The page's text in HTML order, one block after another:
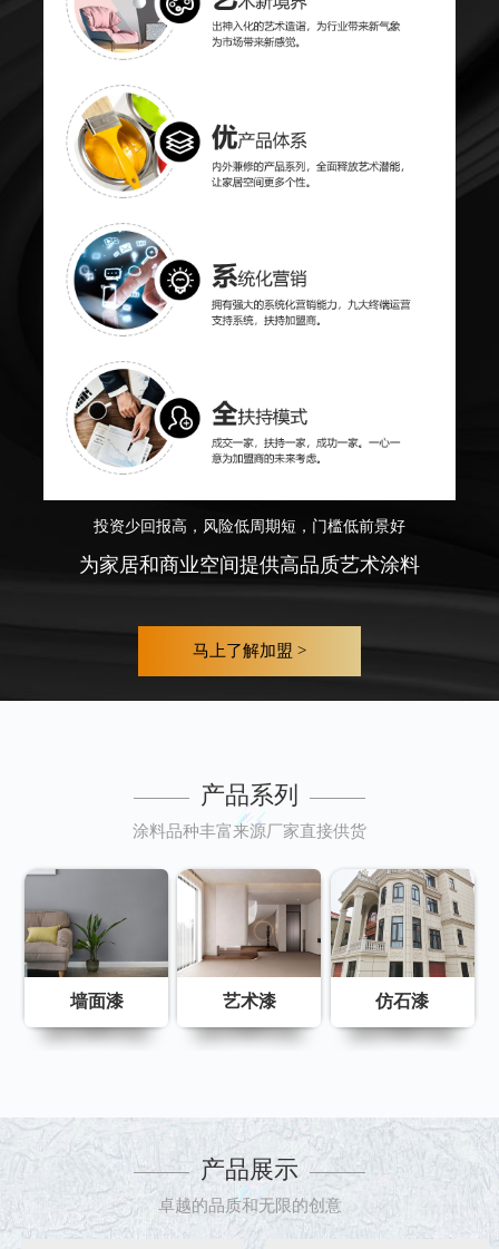
投资少回报高，风险低周期短，门槛低前景好
为家居和商业空间提供高品质艺术涂料
马上了解加盟 >
产品系列
涂料品种丰富来源厂家直接供货
墙面漆 艺术漆 仿石漆
产品展示
卓越的品质和无限的创意